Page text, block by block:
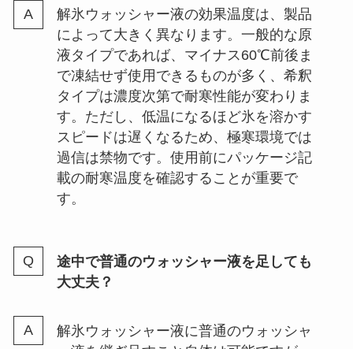
解氷ウォッシャー液の効果温度は、製品
によって大きく異なります。一般的な原
液タイプであれば、マイナス60℃前後ま
で凍結せず使用できるものが多く、希釈
タイプは濃度次第で耐寒性能が変わりま
す。ただし、低温になるほど氷を溶かす
スピードは遅くなるため、極寒環境では
過信は禁物です。使用前にパッケージ記
載の耐寒温度を確認することが重要で
す。
途中で普通のウォッシャー液を足しても
大丈夫？
解氷ウォッシャー液に普通のウォッシャ